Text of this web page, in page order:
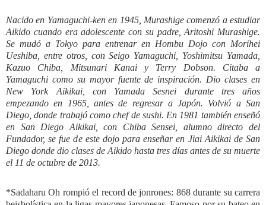
Nacido en Yamaguchi-ken en 1945, Murashige comenzó a estudiar
Aikido cuando era adolescente con su padre, Aritoshi Murashige.
Se mudó a Tokyo para entrenar en Hombu Dojo con Morihei
Ueshiba, entre otros, con Seigo Yamaguchi, Yoshimitsu Yamada,
Kazuo Chiba, Mitsunari Kanai y Terry Dobson. Citaba a
Yamaguchi como su mayor fuente de inspiración. Dio clases en
New York Aikikai, con Yamada Sesnei durante tres años
empezando en 1965, antes de regresar a Japón. Volvió a San
Diego, donde trabajó como chef de sushi. En 1981 también enseñó
en San Diego Aikikai, con Chiba Sensei, alumno directo del
Fundador, se fue de este dojo para enseñar en Jiai Aikikai de San
Diego donde dio clases de Aikido hasta tres días antes de su muerte
el 11 de octubre de 2013.
*Sadaharu Oh rompió el record de jonrones: 868 durante su carrera